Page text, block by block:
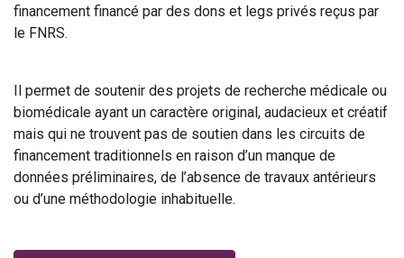
financement financé par des dons et legs privés reçus par
le FNRS.
Il permet de soutenir des projets de recherche médicale ou
biomédicale ayant un caractère original, audacieux et créatif
mais qui ne trouvent pas de soutien dans les circuits de
financement traditionnels en raison d’un manque de
données préliminaires, de l’absence de travaux antérieurs
ou d’une méthodologie inhabituelle.